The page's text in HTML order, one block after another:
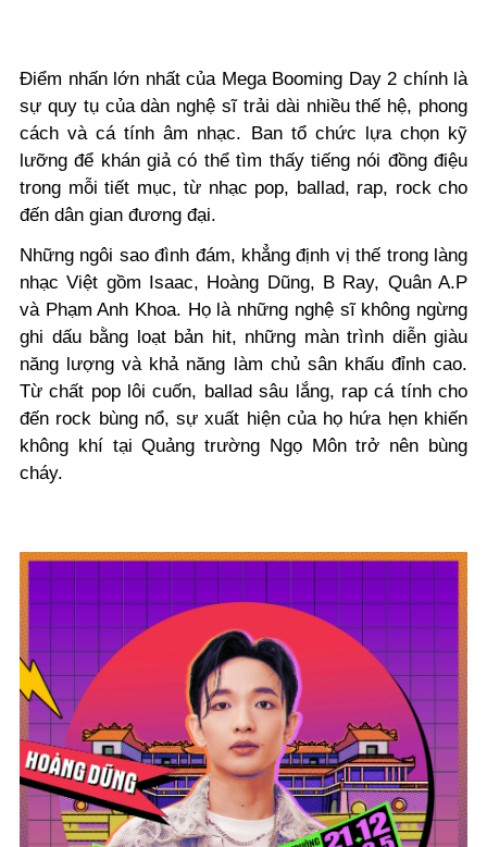
Điểm nhấn lớn nhất của Mega Booming Day 2 chính là
sự quy tụ của dàn nghệ sĩ trải dài nhiều thế hệ, phong
cách và cá tính âm nhạc. Ban tổ chức lựa chọn kỹ
lưỡng để khán giả có thể tìm thấy tiếng nói đồng điệu
trong mỗi tiết mục, từ nhạc pop, ballad, rap, rock cho
đến dân gian đương đại.
Những ngôi sao đình đám, khẳng định vị thế trong làng
nhạc Việt gồm Isaac, Hoàng Dũng, B Ray, Quân A.P
và Phạm Anh Khoa. Họ là những nghệ sĩ không ngừng
ghi dấu bằng loạt bản hit, những màn trình diễn giàu
năng lượng và khả năng làm chủ sân khấu đỉnh cao.
Từ chất pop lôi cuốn, ballad sâu lắng, rap cá tính cho
đến rock bùng nổ, sự xuất hiện của họ hứa hẹn khiến
không khí tại Quảng trường Ngọ Môn trở nên bùng
cháy.